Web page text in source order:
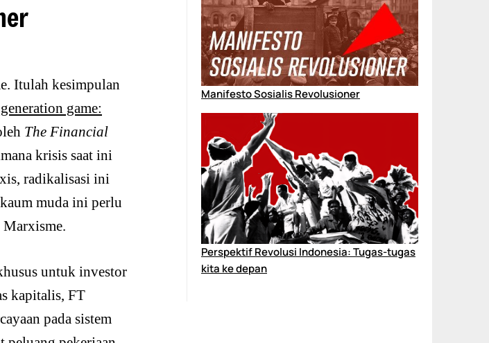
Itulah kesimpulan
game:
The Financial
krisis saat ini
radikalisasi ini
muda ini perlu
Marxisme.
untuk investor
kapitalis, FT
pada sistem
Manifesto Sosialis Revolusioner
Perspektif Revolusi Indonesia: Tugas-tugas
kita ke depan